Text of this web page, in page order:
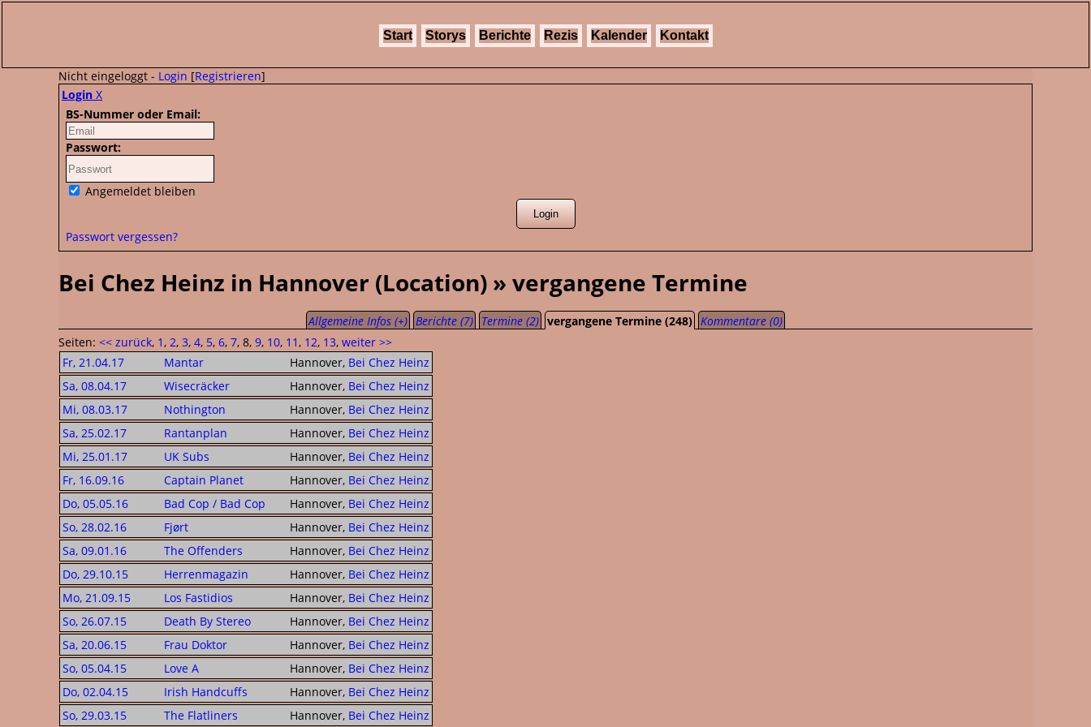
Start Storys Berichte Rezis Kalender Kontakt
Nicht eingeloggt - Login [Registrieren]
Login X
BS-Nummer oder Email:
Passwort:
Angemeldet bleiben
Passwort vergessen?
Bei Chez Heinz in Hannover (Location) » vergangene Termine
Allgemeine Infos (+) Berichte (7) Termine (2) vergangene Termine (248) Kommentare (0)
Seiten: << zurück, 1 , 2, 3, 4, 5, 6, 7, 8, 9, 10, 11 , 12, 13, weiter >>
Fr, 21.04.17
Mantar Hannover, Bei Chez Heinz
Sa, 08.04.17
Wisecräcker Hannover, Bei Chez Heinz
Mi, 08.03.17
Nothington Hannover, Bei Chez Heinz
Sa, 25.02.17
Rantanplan Hannover, Bei Chez Heinz
Mi, 25.01.17
UK Subs Hannover, Bei Chez Heinz
Fr, 16.09.16
Captain Planet Hannover, Bei Chez Heinz
Do, 05.05.16
Bad Cop / Bad Cop Hannover, Bei Chez Heinz
So, 28.02.16
Fjørt Hannover, Bei Chez Heinz
Sa, 09.01.16
The Offenders Hannover, Bei Chez Heinz
Do, 29.10.15
Herrenmagazin Hannover, Bei Chez Heinz
Mo, 21.09.15
Los Fastidios Hannover, Bei Chez Heinz
So, 26.07.15
Death By Stereo Hannover, Bei Chez Heinz
Sa, 20.06.15
Frau Doktor Hannover, Bei Chez Heinz
So, 05.04.15
Love A Hannover, Bei Chez Heinz
Do, 02.04.15
Irish Handcuffs Hannover, Bei Chez Heinz
So, 29.03.15
The Flatliners Hannover, Bei Chez Heinz